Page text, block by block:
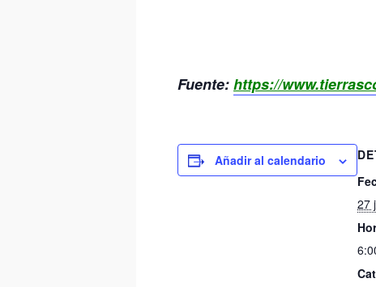
Fuente:https://
Añadir al calendario
27